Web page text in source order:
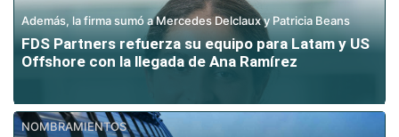
Además, la firma sumó a Mercedes Delclaux y Patricia Beans
FDS Partners refuerza su equipo para Latam y US
Offshore con la llegada de Ana Ramírez
NOMBRAMIENTOS